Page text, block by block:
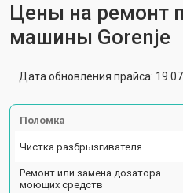
Цены на ремонт
машины Gorenje
Дата обновления прайса:
Поломка
Чистка разбрызгивателя
Ремонт или замена дозатора
моющих средств